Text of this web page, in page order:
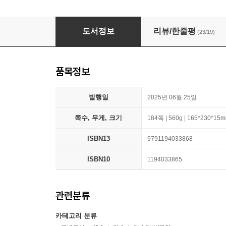
여름이라는 그림
도서정보 리뷰/한줄평 (23/19)
품목정보
발행일 2025년 06월 25일
쪽수, 무게, 크기 184쪽 | 560g |
ISBN13 9791194033868
ISBN10 1194033865
관련분류
카테고리 분류